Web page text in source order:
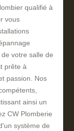
qualifié à
vous
votre salle de
prête à
passion. Nos
ainsi un
CW Plomberie
système de